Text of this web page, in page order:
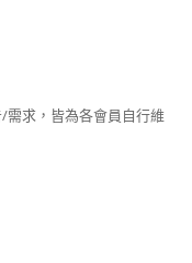
需求，皆為各會員自行維